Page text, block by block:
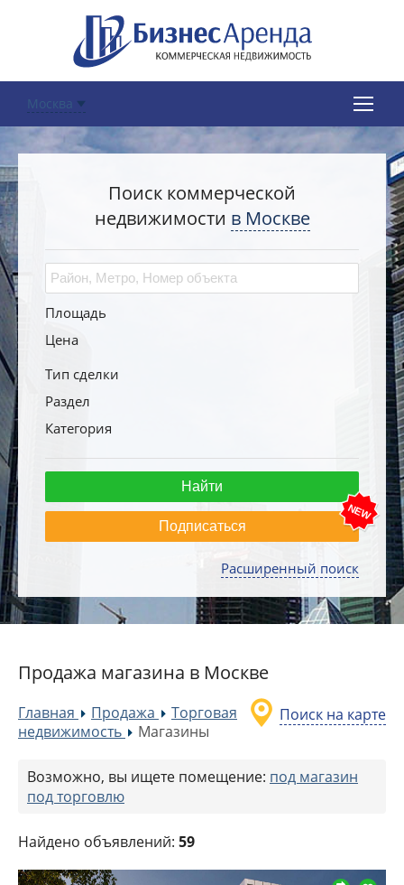
Москва
Поиск коммерческой
недвижимости в Москве
Площадь
Цена
Тип сделки
Раздел
Категория
Подписаться
Расширенный поиск
Продажа магазина в Москве
Поиск на карте
Главная »Продажа »
Торговая
недвижимость
»Магазины
Возможно, вы ищете помещение: под магазин
под торговлю
Найдено объявлений: 59